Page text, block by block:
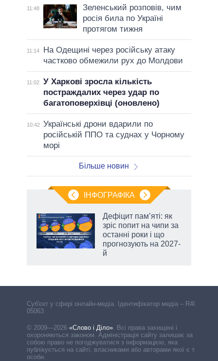
11:48
Зеленський розповів, чим
росія била по Україні
протягом тижня
11:14
На Одещині через російську атаку
частково обмежили рух до Молдови
11:02
У Харкові зросла кількість
постраждалих через удар по
багатоповерхівці (оновлено)
10:42 Українські дрони вдарили по
російській ППО та суднах у Чорному
морі
Більше новин
ІНФОГРАФІКА
Дефіцит пам’яті: як
зріс попит на чипи за
останні роки і що
прогнозують на 2027-
й
Cуб'єкт у сфері онлайн-медіа. Ідентифікатор медіа – R40-
05063
© 2009—2026 «Слово і Діло»
Всі права захищені і
охороняються законом. Адміністрація сайту залишає за
собою право не погоджуватися з інформацією, яка
публікується на сайті, власниками або авторами якої є треті
особи.